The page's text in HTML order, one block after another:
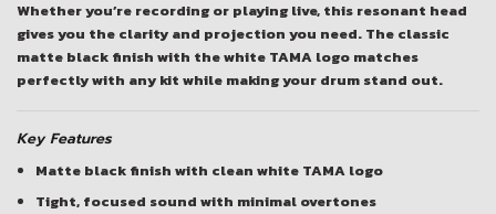
Whether you’re recording or playing live, this resonant head
gives you the clarity and projection you need. The classic
matte black finish with the white TAMA logo matches
perfectly with any kit while making your drum stand out.
Key Features
Matte black finish with clean white TAMA logo
Tight, focused sound with minimal overtones